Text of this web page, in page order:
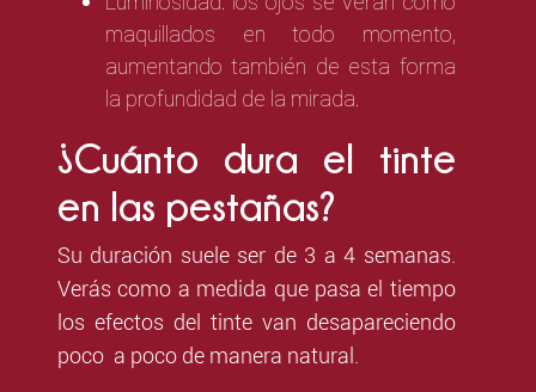
maquillados en todo momento,
aumentando también de esta forma
la profundidad de la mirada.
¿Cuánto dura el tinte
en las pestañas?
Su duración suele ser de 3 a 4 semanas.
Verás como a medida que pasa el tiempo
los efectos del tinte van desapareciendo
poco a poco de manera natural.